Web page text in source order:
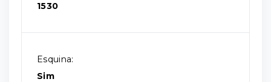
1530
Esquina:
Sim